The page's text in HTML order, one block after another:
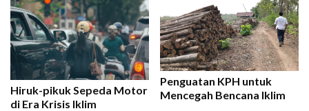
Hiruk-pikuk Sepeda Motor
di Era Krisis Iklim
Penguatan KPH untuk
Mencegah Bencana Iklim